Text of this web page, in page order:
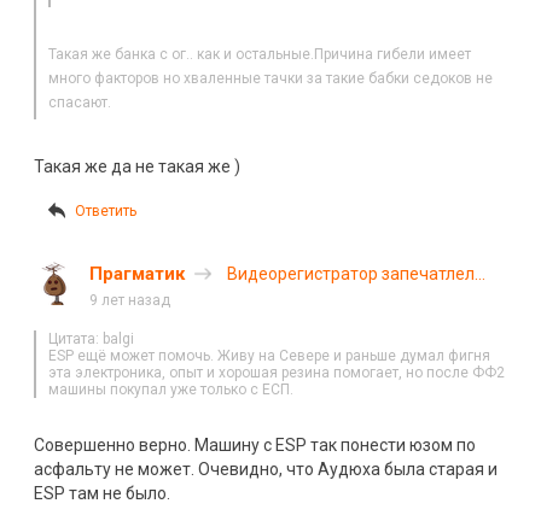
Такая же банка с ог.. как и остальные.Причина гибели имеет
много факторов но хваленные тачки за такие бабки седоков не
спасают.
Такая же да не такая же )
Ответить
Прагматик
Видеорегистратор запечатлел
9 лет назад
Цитата: balgi
ESP ещё может помочь. Живу на Севере и раньше думал фигня
эта электроника, опыт и хорошая резина помогает, но после ФФ2
машины покупал уже только с ЕСП.
Совершенно верно. Машину с ESP так понести юзом по
асфальту не может. Очевидно, что Аудюха была старая и
ESP там не было.